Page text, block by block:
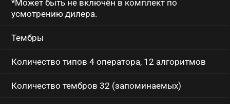
*Может быть не включён в комплект по
усмотрению дилера.
Тембры
Количество типов 4 оператора, 12 алгоритмов
Количество тембров 32 (запоминаемых)